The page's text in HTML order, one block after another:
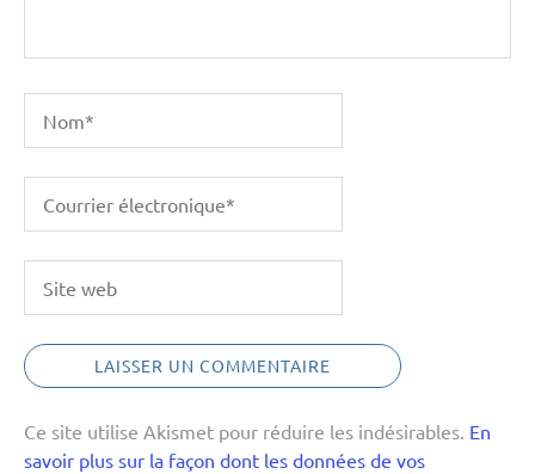
Ce site utilise Akismet pour réduire les indésirables. En
savoir plus sur la façon dont les données de vos